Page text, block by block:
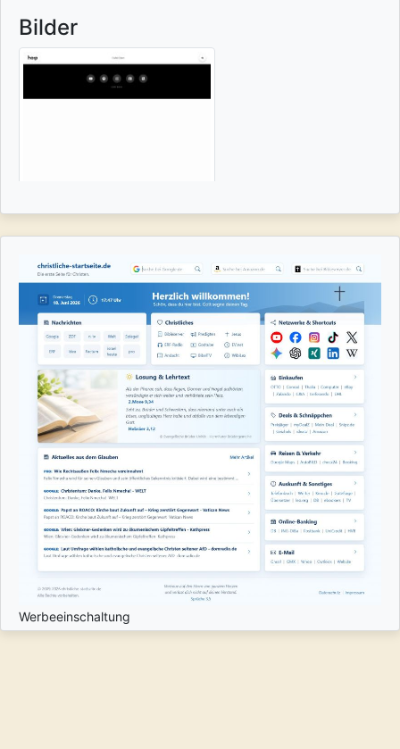
Bilder
Werbeeinschaltung